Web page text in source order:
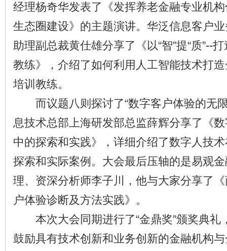
经理杨奇华发表了《发挥养老金融专业机
生态圈建设》的主题演讲。华泛信息客户
助理副总裁黄仕雄分享了《以“智”提“质”--
教练》，介绍了如何利用人工智能技术打
培训教练。
而议题八则探讨了“数字客户体验的无限
息技术总部上海研发部总监薛辉分享了《
中的探索和实践》，详细介绍了数字人技
探索和实际案例。大会最后压轴的是易观
理、资深分析师李子川，他与大家分享了
户体验诊断及方法实践》。
本次大会同期进行了“金鼎奖”颁奖典礼
鼓励具有技术创新和业务创新的金融机构